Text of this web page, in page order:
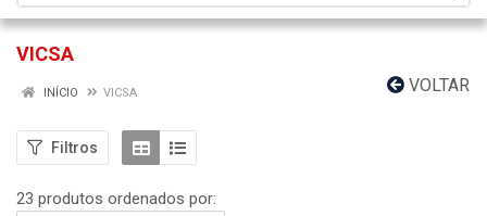
VICSA
VOLTAR
INÍCIO VICSA
Filtros
23 produtos ordenados por: